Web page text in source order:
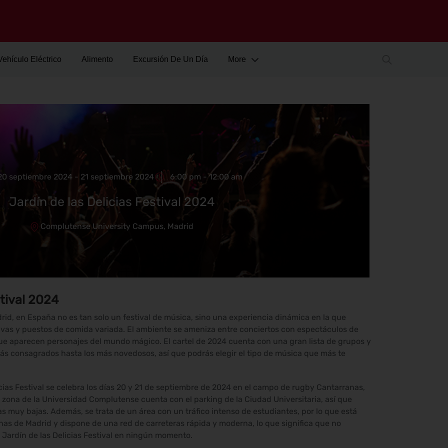
Eléctrico Alimento Excursión De Un Día More
septiembre 2024 - 21 septiembre 2024 6:00 pm - 12:00 am
Jardín de las Delicias Festival 2024
Complutense University Campus, Madrid
2024
en España no es tan solo un festival de música, sino una experiencia dinámica en la que
y puestos de comida variada. El ambiente se ameniza entre conciertos con espectáculos de
aparecen personajes del mundo mágico. El cartel de 2024 cuenta con una gran lista de grupos y
consagrados hasta los más novedosos, así que podrás elegir el tipo de música que más te
Festival se celebra los días 20 y 21 de septiembre de 2024 en el campo de rugby Cantarranas,
de la Universidad Complutense cuenta con el parking de la Ciudad Universitaria, así que
muy bajas. Además, se trata de un área con un tráfico intenso de estudiantes, por lo que está
de Madrid y dispone de una red de carreteras rápida y moderna, lo que significa que no
de las Delicias Festival en ningún momento.